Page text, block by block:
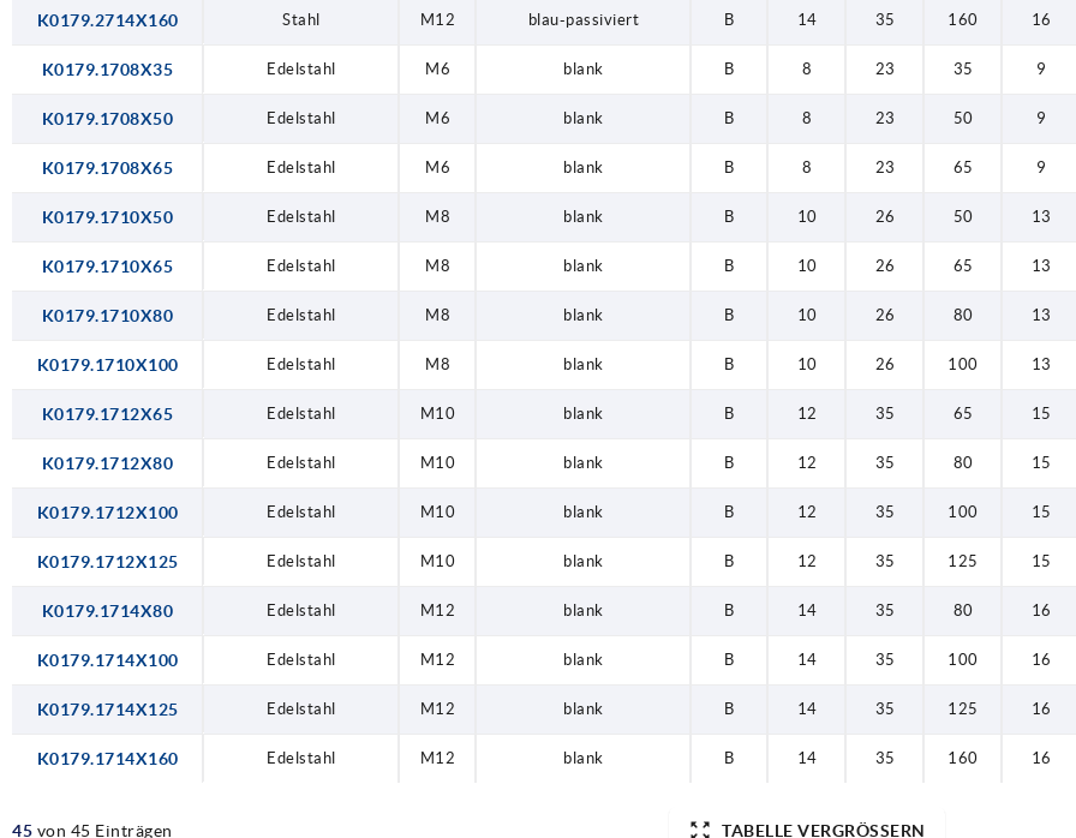
K0179.2714X160 Stahl M12 blau-passiviert B 14 35 160 16
K0179.1708X35 Edelstahl M6 blank B 8 23 35 9
K0179.1708X50 Edelstahl M6 blank B 8 23 50 9
K0179.1708X65 Edelstahl M6 blank B 8 23 65 9
K0179.1710X50 Edelstahl M8 blank B 10 26 50 13
K0179.1710X65 Edelstahl M8 blank B 10 26 65 13
K0179.1710X80 Edelstahl M8 blank B 10 26 80 13
K0179.1710X100 Edelstahl M8 blank B 10 26 100 13
K0179.1712X65 Edelstahl M10 blank B 12 35 65 15
K0179.1712X80 Edelstahl M10 blank B 12 35 80 15
K0179.1712X100 Edelstahl M10 blank B 12 35 100 15
K0179.1712X125 Edelstahl M10 blank B 12 35 125 15
K0179.1714X80 Edelstahl M12 blank B 14 35 80 16
K0179.1714X100 Edelstahl M12 blank B 14 35 100 16
K0179.1714X125 Edelstahl M12 blank B 14 35 125 16
K0179.1714X160 Edelstahl M12 blank B 14 35 160 16
45 von 45 Einträgen TABELLE VERGRÖSSERN